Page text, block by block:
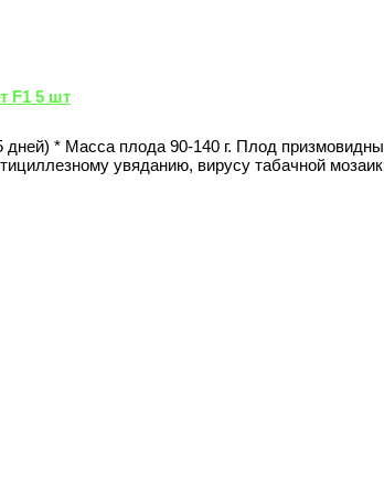
F1 5 шт
* Масса плода 90-140 г. Плод
увяданию, вирусу табачной